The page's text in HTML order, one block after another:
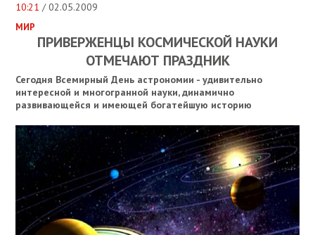
10:21 / 02.05.2009
МИР
ПРИВЕРЖЕНЦЫ КОСМИЧЕСКОЙ НАУКИ
ОТМЕЧАЮТ ПРАЗДНИК
Сегодня Всемирный День астрономии - удивительно
интересной и многогранной науки, динамично
развивающейся и имеющей богатейшую историю